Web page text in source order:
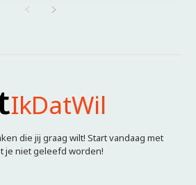
IkDatWil
die jij graag wilt! Start vandaag met
je niet geleefd worden!